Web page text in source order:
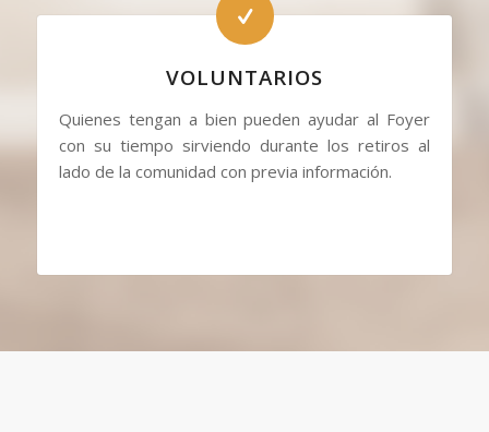
VOLUNTARIOS
Quienes tengan a bien pueden ayudar al Foyer
con su tiempo sirviendo durante los retiros al
lado de la comunidad con previa información.